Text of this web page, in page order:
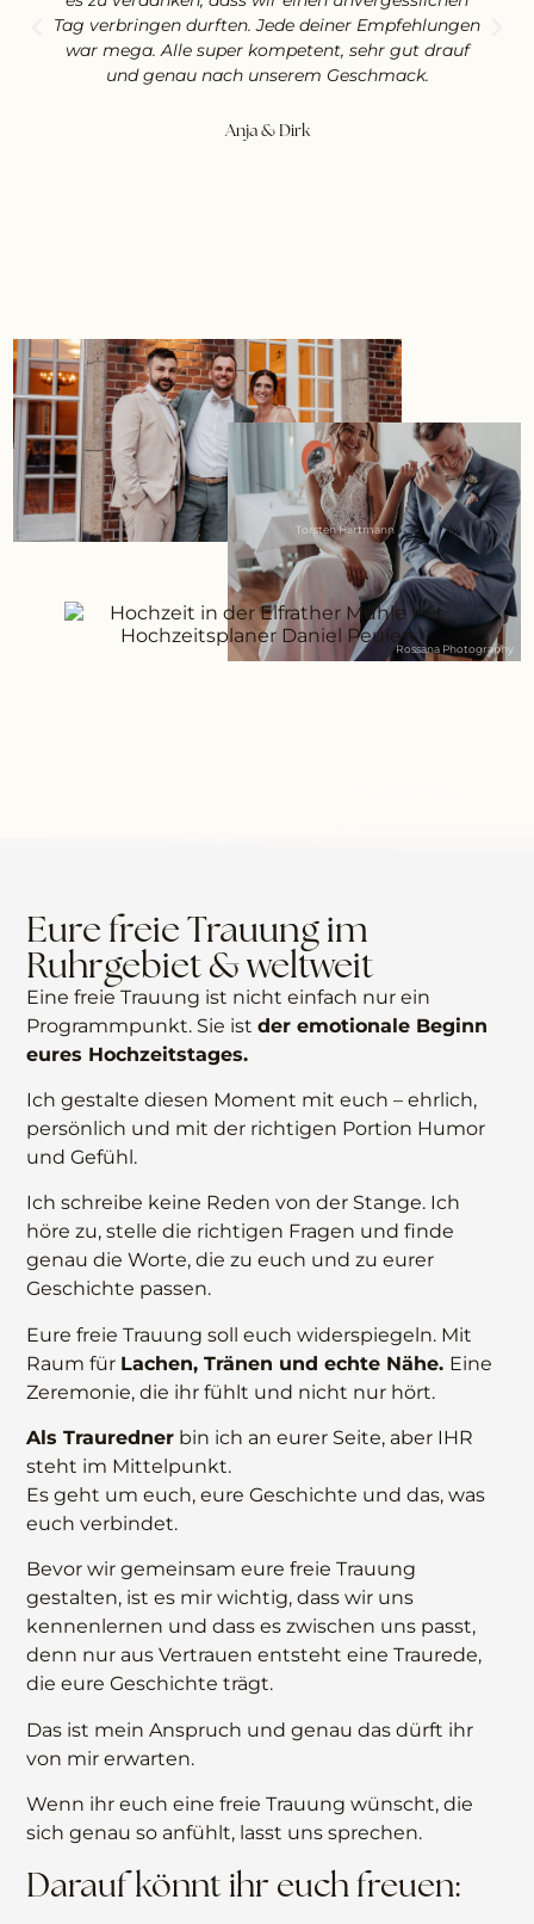
Tag verbringen durften. Jede deiner Empfehlungen
war mega. Alle super kompetent, sehr gut drauf
und genau nach unserem Geschmack.
Anja & Dirk
Torsten Hartmann
Rossana Photography
Eure freie Trauung im
Ruhrgebiet & weltweit
Eine freie Trauung ist nicht einfach nur ein
Programmpunkt. Sie istder emotionale Beginn
eures Hochzeitstages.
Ich gestalte diesen Moment mit euch – ehrlich,
persönlich und mit der richtigen Portion Humor
und Gefühl.
Ich schreibe keine Reden von der Stange. Ich
höre zu, stelle die richtigen Fragen und finde
genau die Worte, die zu euch und zu eurer
Geschichte passen.
Eure freie Trauung soll euch widerspiegeln. Mit
Raum für Lachen, Tränen und echte Nähe. Eine
Zeremonie, die ihr fühlt und nicht nur hört.
Als Trauredner bin ich an eurer Seite, aber IHR
steht im Mittelpunkt.
Es geht um euch, eure Geschichte und das, was
euch verbindet.
Bevor wir gemeinsam eure freie Trauung
gestalten, ist es mir wichtig, dass wir uns
kennenlernen und dass es zwischen uns passt,
denn nur aus Vertrauen entsteht eine Traurede,
die eure Geschichte trägt.
Das ist mein Anspruch und genau das dürft ihr
von mir erwarten.
Wenn ihr euch eine freie Trauung wünscht, die
sich genau so anfühlt, lasst uns sprechen.
Darauf könnt ihr euch freuen: